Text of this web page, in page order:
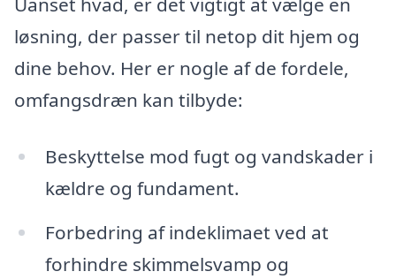
løsning, der passer til netop dit hjem og
dine behov. Her er nogle af de fordele,
omfangsdræn kan tilbyde:
Beskyttelse mod fugt og vandskader i
kældre og fundament.
Forbedring af indeklimaet ved at
forhindre skimmelsvamp og